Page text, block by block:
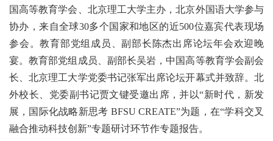
国高等教育学会、北京理工大学主办，北京外国语大学参与
协办，来自全球30多个国家和地区的近500位嘉宾代表现场
参会。教育部党组成员、副部长陈杰出席论坛年会欢迎晚
宴。教育部党组成员、副部长吴岩，中国高等教育学会副会
长、北京理工大学党委书记张军出席论坛开幕式并致辞。北
外校长、党委副书记贾文键受邀出席，并以“新时代，新发
展，国际化战略新思考 BFSU CREATE”为题，在“学科交叉
融合推动科技创新”专题研讨环节作专题报告。